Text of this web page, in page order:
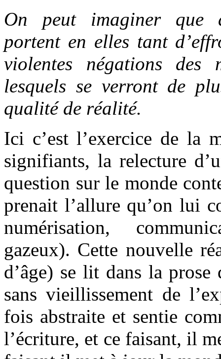
On peut imaginer que
portent en elles tant
violentes négations des
lesquels se verront de
qualité de réalité.
Ici c’est l’exercice de la
signifiants, la relecture
question sur le monde
prenait l’allure qu’on lui
numérisation,
gazeux). Cette nouvelle
d’âge) se lit dans la
sans vieillissement de
fois abstraite et sentie
l’écriture, et ce faisant, il